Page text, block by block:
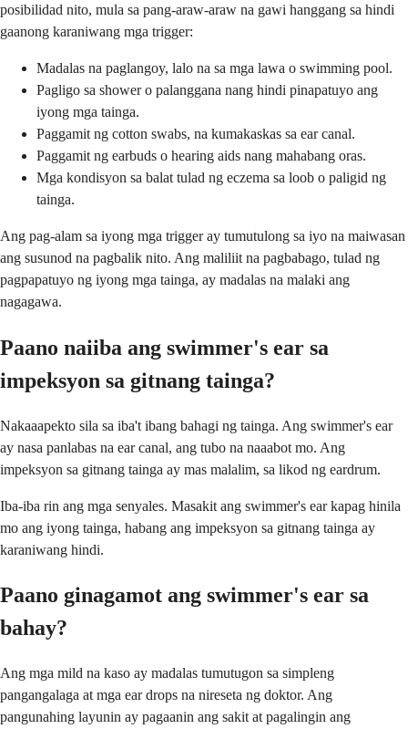
posibilidad nito, mula sa pang-araw-araw na gawi hanggang sa hindi
gaanong karaniwang mga trigger:
Madalas na paglangoy, lalo na sa mga lawa o swimming pool.
Pagligo sa shower o palanggana nang hindi pinapatuyo ang
iyong mga tainga.
Paggamit ng cotton swabs, na kumakaskas sa ear canal.
Paggamit ng earbuds o hearing aids nang mahabang oras.
Mga kondisyon sa balat tulad ng eczema sa loob o paligid ng
tainga.
Ang pag-alam sa iyong mga trigger ay tumutulong sa iyo na maiwasan
ang susunod na pagbalik nito. Ang maliliit na pagbabago, tulad ng
pagpapatuyo ng iyong mga tainga, ay madalas na malaki ang
nagagawa.
Paano naiiba ang swimmer's ear sa
impeksyon sa gitnang tainga?
Nakaaapekto sila sa iba't ibang bahagi ng tainga. Ang swimmer's ear
ay nasa panlabas na ear canal, ang tubo na naaabot mo. Ang
impeksyon sa gitnang tainga ay mas malalim, sa likod ng eardrum.
Iba-iba rin ang mga senyales. Masakit ang swimmer's ear kapag hinila
mo ang iyong tainga, habang ang impeksyon sa gitnang tainga ay
karaniwang hindi.
Paano ginagamot ang swimmer's ear sa
bahay?
Ang mga mild na kaso ay madalas tumutugon sa simpleng
pangangalaga at mga ear drops na nireseta ng doktor. Ang
pangunahing layunin ay pagaanin ang sakit at pagalingin ang